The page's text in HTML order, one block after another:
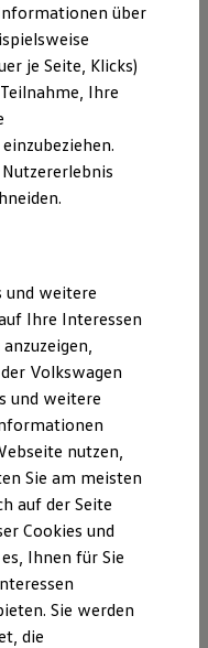
und Updates
ID.
EU Data Act
Widerrufen
über
je Seite, Klicks)
Ihre
und weitere
Ihre Interessen
Volkswagen
und weitere
nutzen,
Sie am meisten
auf der Seite
Cookies und
Ihnen für Sie
Sie werden
die